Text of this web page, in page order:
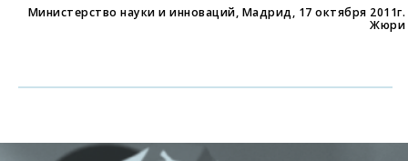
Министерство науки и инноваций, Мадрид, 17 октября 2011г.
Жюри